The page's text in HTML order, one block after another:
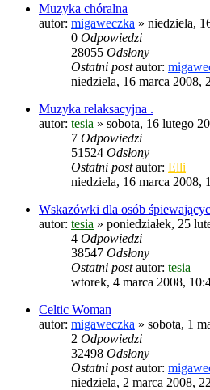
Muzyka chóralna
autor: migaweczka » niedziela,
0 Odpowiedzi
28055 Odsłony
Ostatni postautor:
niedziela, 16 marca 2008,
Muzyka relaksacyjna .
autor: tesia » sobota, 16 lutego
7 Odpowiedzi
51524 Odsłony
Ostatni postautor: Elli
niedziela, 16 marca 2008,
Wskazówki dla osób
autor: tesia » poniedziałek, 25
4 Odpowiedzi
38547 Odsłony
Ostatni postautor: tesia
wtorek, 4 marca 2008,
Celtic Woman
autor: migaweczka » sobota, 1
2 Odpowiedzi
32498 Odsłony
Ostatni postautor:
niedziela, 2 marca 2008,